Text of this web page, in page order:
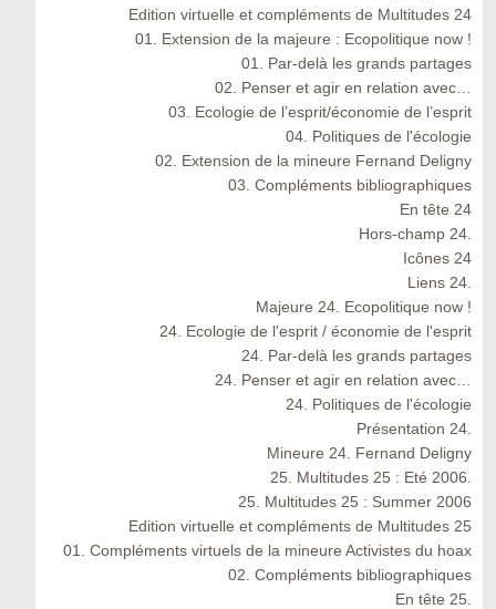
Edition virtuelle et compléments de Multitudes 24
01. Extension de la majeure : Ecopolitique now !
01. Par-delà les grands partages
02. Penser et agir en relation avec…
03. Ecologie de l’esprit/économie de l’esprit
04. Politiques de l'écologie
02. Extension de la mineure Fernand Deligny
03. Compléments bibliographiques
En tête 24
Hors-champ 24.
Icônes 24
Liens 24.
Majeure 24. Ecopolitique now !
24. Ecologie de l'esprit / économie de l'esprit
24. Par-delà les grands partages
24. Penser et agir en relation avec…
24. Politiques de l'écologie
Présentation 24.
Mineure 24. Fernand Deligny
25. Multitudes 25 : Eté 2006.
25. Multitudes 25 : Summer 2006
Edition virtuelle et compléments de Multitudes 25
01. Compléments virtuels de la mineure Activistes du hoax
02. Compléments bibliographiques
En tête 25.